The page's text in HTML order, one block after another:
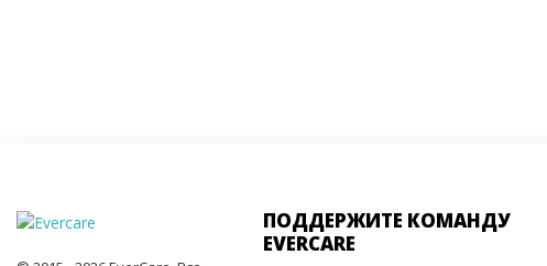
ПОДДЕРЖИТЕ КОМАНДУ
EVERCARE